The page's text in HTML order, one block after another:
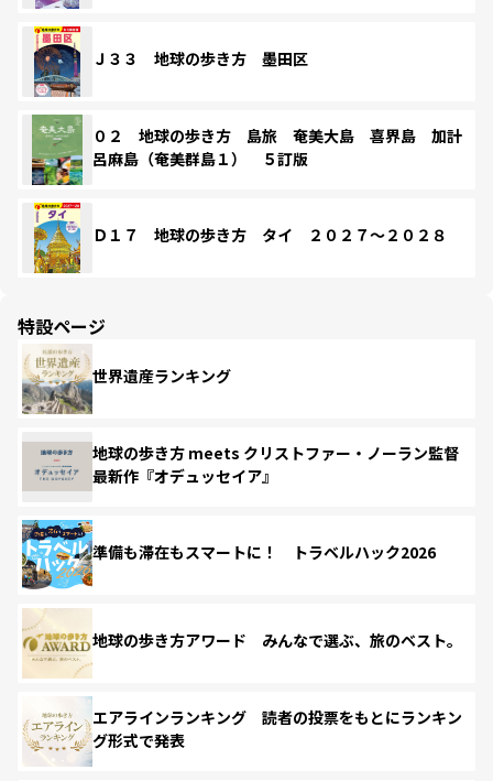
Ｊ３３ 地球の歩き方 墨田区
０２ 地球の歩き方 島旅 奄美大島 喜界島 加計
呂麻島（奄美群島１） ５訂版
Ｄ１７ 地球の歩き方 タイ ２０２７～２０２８
特設ページ
世界遺産ランキング
地球の歩き方 meets クリストファー・ノーラン監督
最新作『オデュッセイア』
準備も滞在もスマートに！ トラベルハック2026
地球の歩き方アワード みんなで選ぶ、旅のベスト。
エアラインランキング 読者の投票をもとにランキン
グ形式で発表